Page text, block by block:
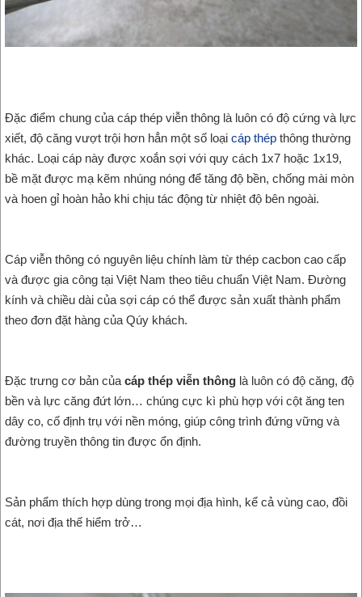
Đặc điểm chung của cáp thép viễn thông là luôn có độ cứng và lực
xiết, độ căng vượt trội hơn hẳn một số loại cáp thép thông thường
khác. Loại cáp này được xoắn sợi với quy cách 1x7 hoặc 1x19,
bề mặt được mạ kẽm nhúng nóng để tăng độ bền, chống mài mòn
và hoen gỉ hoàn hảo khi chịu tác động từ nhiệt độ bên ngoài.
Cáp viễn thông có nguyên liệu chính làm từ thép cacbon cao cấp
và được gia công tại Việt Nam theo tiêu chuẩn Việt Nam. Đường
kính và chiều dài của sợi cáp có thể được sản xuất thành phẩm
theo đơn đặt hàng của Qúy khách.
Đặc trưng cơ bản của cáp thép viễn thông là luôn có độ căng, độ
bền và lực căng đứt lớn… chúng cực kì phù hợp với cột ăng ten
dây co, cố định trụ với nền móng, giúp công trình đứng vững và
đường truyền thông tin được ổn định.
Sản phẩm thích hợp dùng trong mọi địa hình, kể cả vùng cao, đồi
cát, nơi địa thế hiểm trở…